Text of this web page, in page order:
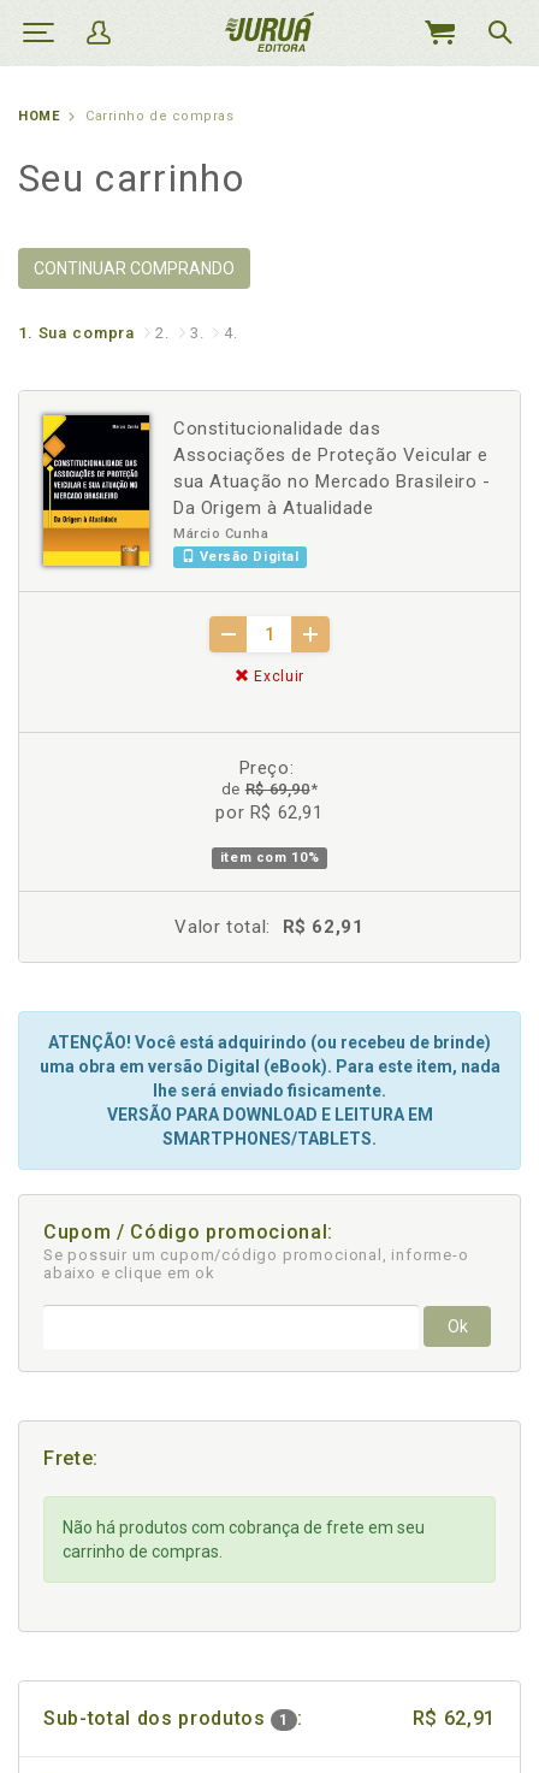
MEU
HOME Carrinho de compras
Seu carrinho
CONTINUAR COMPRANDO
1. Sua compra 2. 3. 4.
Constitucionalidade das
Associações de Proteção Veicular e
sua Atuação no Mercado Brasileiro -
Da Origem à Atualidade
Márcio Cunha
Versão Digital
Excluir
Preço:
deR$ 69,90*
por R$ 62,91
item com 10%
Valor total: R$ 62,91
ATENÇÃO! Você está adquirindo (ou recebeu de brinde)
uma obra em versão Digital (eBook). Para este item, nada
lhe será enviado fisicamente.
VERSÃO PARA DOWNLOAD E LEITURA EM
SMARTPHONES/TABLETS.
Cupom / Código promocional:
Se possuir um cupom/código promocional, informe-o
abaixo e clique em ok
Ok
Frete:
Não há produtos com cobrança de frete em seu
carrinho de compras.
Sub-total dos produtos 1 : R$ 62,91